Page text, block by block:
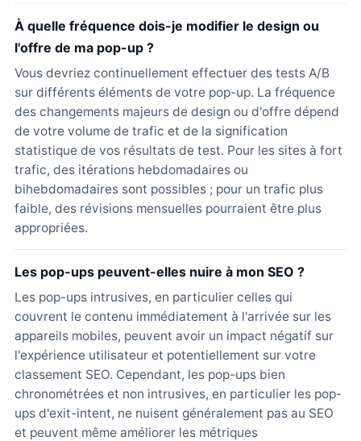
À quelle fréquence dois-je modifier le design ou
l'offre de ma pop-up ?
Vous devriez continuellement effectuer des tests A/B
sur différents éléments de votre pop-up. La fréquence
des changements majeurs de design ou d'offre dépend
de votre volume de trafic et de la signification
statistique de vos résultats de test. Pour les sites à fort
trafic, des itérations hebdomadaires ou
bihebdomadaires sont possibles ; pour un trafic plus
faible, des révisions mensuelles pourraient être plus
appropriées.
Les pop-ups peuvent-elles nuire à mon SEO ?
Les pop-ups intrusives, en particulier celles qui
couvrent le contenu immédiatement à l'arrivée sur les
appareils mobiles, peuvent avoir un impact négatif sur
l'expérience utilisateur et potentiellement sur votre
classement SEO. Cependant, les pop-ups bien
chronométrées et non intrusives, en particulier les pop-
ups d'exit-intent, ne nuisent généralement pas au SEO
et peuvent même améliorer les métriques